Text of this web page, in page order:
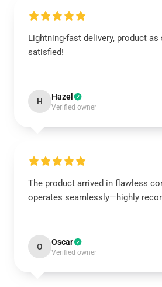
Lightning-fast delivery, product as
satisfied!
H Hazel
Verified owner
The product arrived in flawless
operates seamlessly—highly
O Oscar
Verified owner